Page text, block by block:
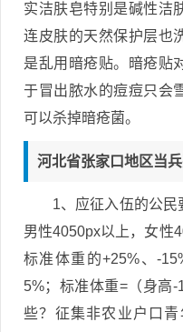
实洁肤皂特别是碱性洁
连皮肤的天然保护层也
是乱用暗疮贴。暗疮贴
于冒出脓水的痘痘只会
可以杀掉暗疮菌。
河北省张家口地区当
1、应征入伍的公民
男性4050px以上，女性
标准体重的+25%、-
5%；标准体重=（身高
些？征集非农业户口